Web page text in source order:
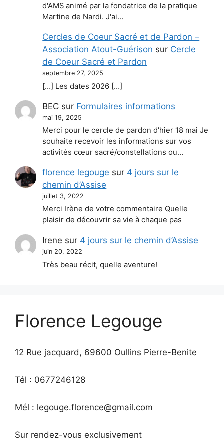
d'AMS animé par la fondatrice de la pratique
Martine de Nardi. J'ai…
Cercles de Coeur Sacré et de Pardon –
Association Atout-Guérison sur Cercle
de Coeur Sacré et Pardon
septembre 27, 2025
[…] Les dates 2026 […]
BEC sur Formulaires informations
mai 19, 2025
Merci pour le cercle de pardon d'hier 18 mai Je
souhaite recevoir les informations sur vos
activités cœur sacré/constellations ou…
florence legouge sur 4 jours sur le
chemin d’Assise
juillet 3, 2022
Merci Irène de votre commentaire Quelle
plaisir de découvrir sa vie à chaque pas
Irene sur 4 jours sur le chemin d’Assise
juin 20, 2022
Très beau récit, quelle aventure!
Florence Legouge
12 Rue jacquard, 69600 Oullins Pierre-Benite
Tél : 0677246128
Mél : legouge.florence@gmail.com
Sur rendez-vous exclusivement